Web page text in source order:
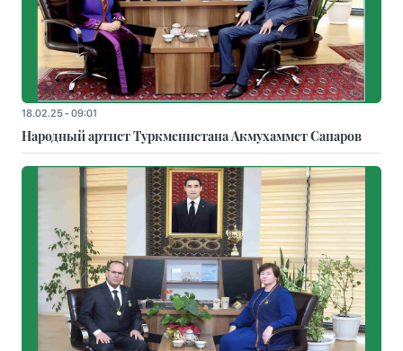
18.02.25 - 09:01
Народный артист Туркменистана Акмухаммет Сапаров